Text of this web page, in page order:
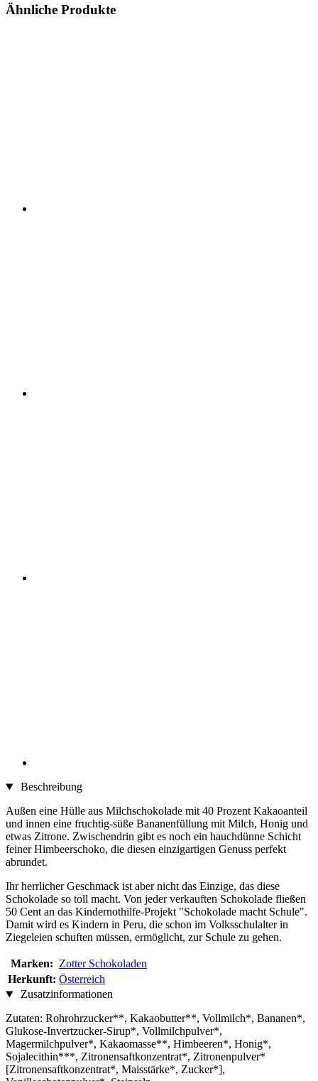
Ähnliche Produkte
Beschreibung
Außen eine Hülle aus Milchschokolade mit 40 Prozent Kakaoanteil
und innen eine fruchtig-süße Bananenfüllung mit Milch, Honig und
etwas Zitrone. Zwischendrin gibt es noch ein hauchdünne Schicht
feiner Himbeerschoko, die diesen einzigartigen Genuss perfekt
abrundet.
Ihr herrlicher Geschmack ist aber nicht das Einzige, das diese
Schokolade so toll macht. Von jeder verkauften Schokolade fließen
50 Cent an das Kindernothilfe-Projekt "Schokolade macht Schule".
Damit wird es Kindern in Peru, die schon im Volksschulalter in
Ziegeleien schuften müssen, ermöglicht, zur Schule zu gehen.
Marken: Zotter Schokoladen
Herkunft: Österreich
Zusatzinformationen
Zutaten: Rohrohrzucker**, Kakaobutter**, Vollmilch*, Bananen*,
Glukose-Invertzucker-Sirup*, Vollmilchpulver*,
Magermilchpulver*, Kakaomasse**, Himbeeren*, Honig*,
Sojalecithin***, Zitronensaftkonzentrat*, Zitronenpulver*
[Zitronensaftkonzentrat*, Maisstärke*, Zucker*],